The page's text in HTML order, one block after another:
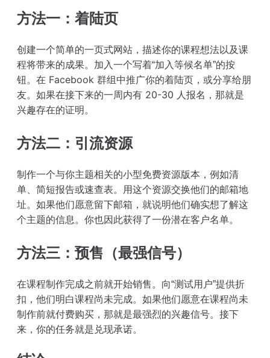
方法一：着陆页
创建一个简单的一页式网站，描述你的课程想法以及课
程将带来的成果。加入一个写着“加入等候名单”的按
钮。在 Facebook 群组中推广你的着陆页，或分享给朋
友。如果在接下来的一周内有 20-30 人报名，那就是
兴趣存在的证明。
方法二：引流资源
制作一个与你主题相关的小型免费资源版本，例如清
单、简短报告或速查表。用这个资源交换他们的邮箱地
址。如果他们愿意留下邮箱，就说明他们确实想了解这
个主题的信息。你也因此获得了一份潜在客户名单。
方法三：预售（最强信号）
在课程制作完成之前就开始销售。向“测试用户”提供折
扣，他们明白课程尚未完成。如果他们愿意在课程尚未
制作前就付费购买，那就是最强烈的兴趣信号。接下
来，你的任务就是兑现承诺。